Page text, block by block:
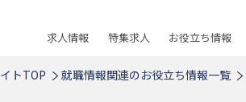
求人情報 特集求人 お役立ち情報
トTOP 就職情報関連のお役立ち情報一覧